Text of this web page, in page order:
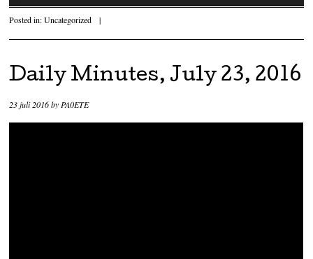
Posted in:Uncategorized |
Daily Minutes, July 23, 2016
23 juli 2016by PA0ETE